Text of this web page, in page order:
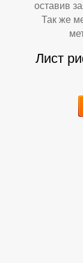
оставив
Так же
Лист